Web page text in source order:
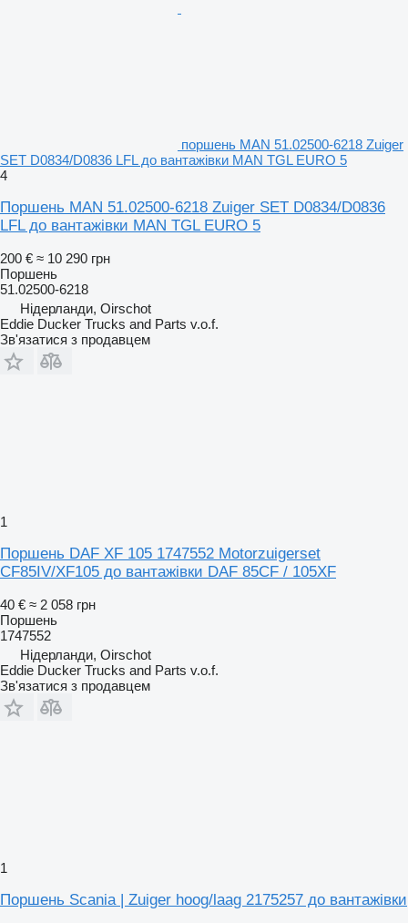
поршень MAN 51.02500-6218 Zuiger
SET D0834/D0836 LFL до вантажівки MAN TGL EURO 5
4
Поршень MAN 51.02500-6218 Zuiger SET D0834/D0836
LFL до вантажівки MAN TGL EURO 5
200 € ≈ 10 290 грн
Поршень
51.02500-6218
Нідерланди, Oirschot
Eddie Ducker Trucks and Parts v.o.f.
Зв'язатися з продавцем
1
Поршень DAF XF 105 1747552 Motorzuigerset
CF85IV/XF105 до вантажівки DAF 85CF / 105XF
40 € ≈ 2 058 грн
Поршень
1747552
Нідерланди, Oirschot
Eddie Ducker Trucks and Parts v.o.f.
Зв'язатися з продавцем
1
Поршень Scania | Zuiger hoog/laag 2175257 до вантажівки